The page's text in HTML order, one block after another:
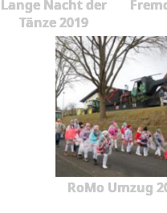
Lange Nacht der
Tänze 2019
RoMo Umzug